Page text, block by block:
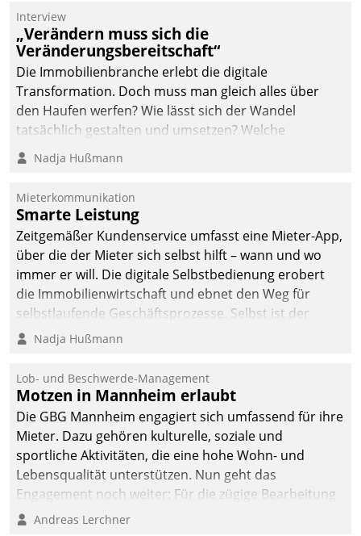
integrieren.
Interview
„Verändern muss sich die
Veränderungsbereitschaft“
Die Immobilienbranche erlebt die digitale
Transformation. Doch muss man gleich alles über
den Haufen werfen? Wie lässt sich der Wandel
tatsächlich gestalten und umsetzen? Welche
Argumente zählen wirklich?
Nadja Hußmann
Mieterkommunikation
Smarte Leistung
Zeitgemäßer Kundenservice umfasst eine Mieter-App,
über die der Mieter sich selbst hilft – wann und wo
immer er will. Die digitale Selbstbedienung erobert
die Immobilienwirtschaft und ebnet den Weg für
selbstlaufende Geschäftsprozesse. Selbst ist der
Kunde und smart der Serviceanbieter.
Nadja Hußmann
Lob- und Beschwerde-Management
Motzen in Mannheim erlaubt
Die GBG Mannheim engagiert sich umfassend für ihre
Mieter. Dazu gehören kulturelle, soziale und
sportliche Aktivitäten, die eine hohe Wohn- und
Lebensqualität unterstützen. Nun geht das
Engagement noch weiter: Für die zügige Bearbeitung
von Beschwerden – oder Lob – richtet das
Andreas Lerchner